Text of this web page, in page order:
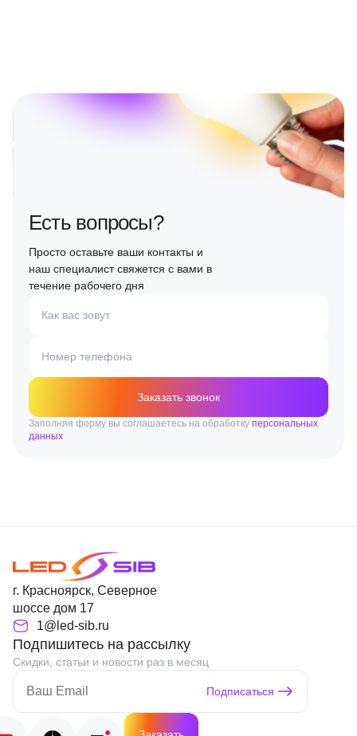
Есть вопросы?
Просто оставьте ваши контакты и
наш специалист свяжется с вами в
течение рабочего дня
Как вас зовут
Номер телефона
Заказать звонок
Заполняя форму вы соглашаетесь на обработку персональных
данных
г. Красноярск, Северное
шоссе дом 17
1@led-sib.ru
Подпишитесь на рассылку
Скидки, статьи и новости раз в месяц
Подписаться